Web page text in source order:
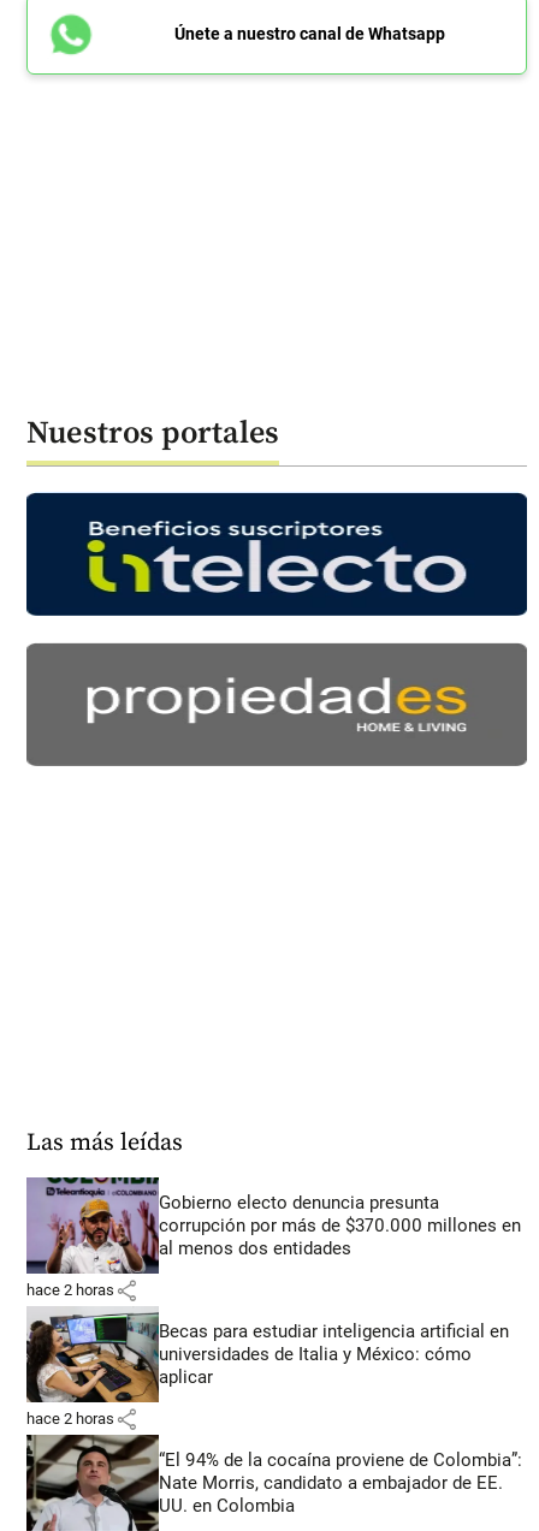
Únete a nuestro canal de Whatsapp
Nuestros portales
Las más leídas
Gobierno electo denuncia presunta
corrupción por más de $370.000 millones en
al menos dos entidades
hace 2 horas share
Becas para estudiar inteligencia artificial en
universidades de Italia y México: cómo
aplicar
hace 2 horas share
“El 94% de la cocaína proviene de Colombia”:
Nate Morris, candidato a embajador de EE.
UU. en Colombia